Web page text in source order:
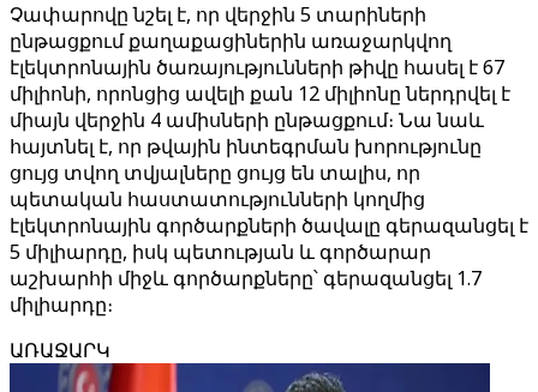
Չափարովը նշել է, որ վերջին 5 տարիների
ընթացքում քաղաքացիներին առաջարկվող
էլեկտրոնային ծառայությունների թիվը հասել է 67
միլիոնի, որոնցից ավելի քան 12 միլիոնը ներդրվել է
միայն վերջին 4 ամիսների ընթացքում։ Նա նաև
հայտնել է, որ թվային ինտեգրման խորությունը
ցույց տվող տվյալները ցույց են տալիս, որ
պետական ​​հաստատությունների կողմից
էլեկտրոնային գործարքների ծավալը գերազանցել է
5 միլիարդը, իսկ պետության և գործարար
աշխարհի միջև գործարքները՝ գերազանցել 1.7
միլիարդը։
ԱՌԱՋԱՐԿ